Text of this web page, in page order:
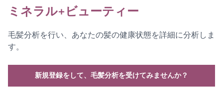
ミネラル+ビューティー
毛髪分析を行い、あなたの髪の健康状態を詳細に分析しま
す。
新規登録をして、毛髪分析を受けてみませんか？